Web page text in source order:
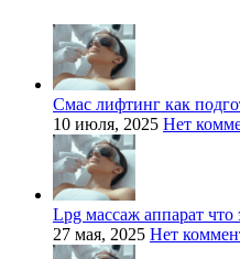
Смас лифтинг как
10 июля, 2025 Нет
Lpg массаж аппарат что
27 мая, 2025 Нет